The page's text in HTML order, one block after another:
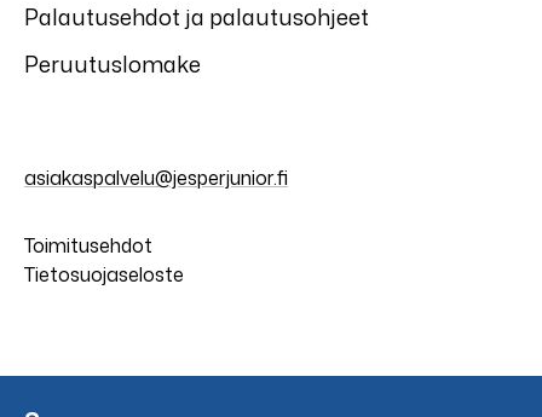
Palautusehdot ja palautusohjeet
Peruutuslomake
asiakaspalvelu@jesperjunior.fi
Toimitusehdot
Tietosuojaseloste